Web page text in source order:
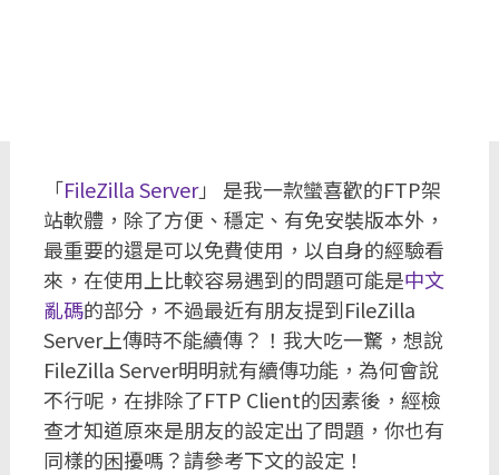
「FileZilla Server」 是我一款蠻喜歡的FTP架
站軟體，除了方便、穩定、有免安裝版本外，
最重要的還是可以免費使用，以自身的經驗看
來，在使用上比較容易遇到的問題可能是中文
亂碼的部分，不過最近有朋友提到FileZilla
Server上傳時不能續傳？！我大吃一驚，想說
FileZilla Server明明就有續傳功能，為何會說
不行呢，在排除了FTP Client的因素後，經檢
查才知道原來是朋友的設定出了問題，你也有
同樣的困擾嗎？請參考下文的設定！